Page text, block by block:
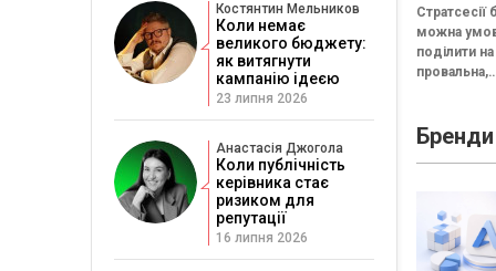
Стратсесії
можна
поділити
провальна,
Провальна
«рефлексія
Бренди
Костянтин Мельников
Коли немає
великого бюджету:
як витягнути
кампанію ідеєю
23 липня 2026
Анастасія Джогола
Коли публічність
керівника стає
ризиком для
репутації
16 липня 2026